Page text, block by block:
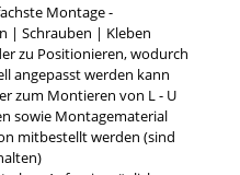
Montage -
| Schrauben | Kleben
zu Positionieren, wodurch
angepasst werden kann
zum Montieren von L - U
sowie Montagematerial
mitbestellt werden (sind